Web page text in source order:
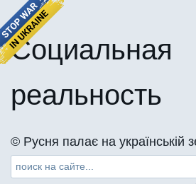
Социальная
реальность
©️ Русня палає на українській